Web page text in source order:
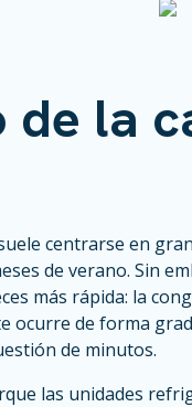
de la
centrarse en
de verano. Sin
más rápida: la
ocurre de forma
de minutos.
las unidades